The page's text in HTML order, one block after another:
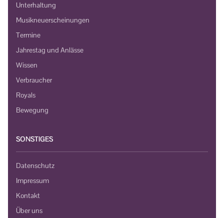
Unterhaltung
Musikneuerscheinungen
Termine
Jahrestag und Anlässe
Wissen
Verbraucher
Royals
Bewegung
SONSTIGES
Datenschutz
Impressum
Kontakt
Über uns